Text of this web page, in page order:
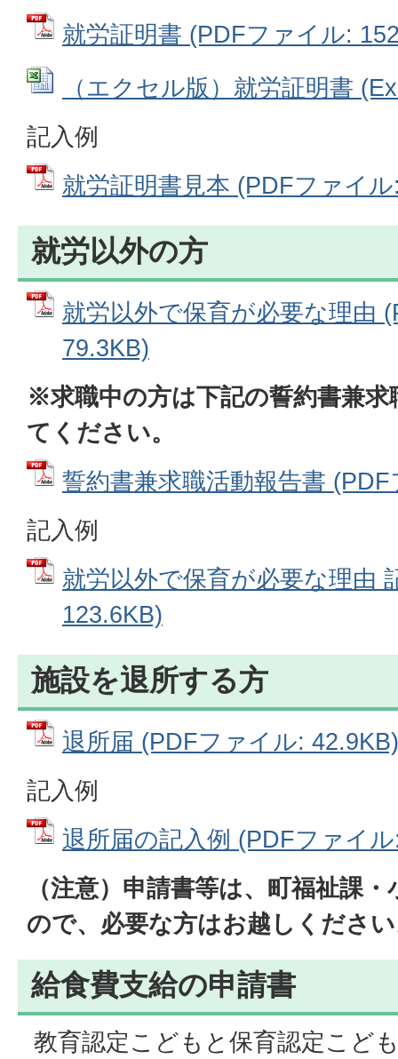
就労証明書 (PDFファイル:
（エクセル版）就労証明書
記入例
就労証明書見本 (PDFファイ
就労以外の方
就労以外で保育が必要な理由
79.3KB)
※求職中の方は下記の誓約書兼求
てください。
誓約書兼求職活動報告書
記入例
就労以外で保育が必要な理由
123.6KB)
施設を退所する方
退所届 (PDFファイル: 42.9KB)
記入例
退所届の記入例 (PDFファイ
（注意）申請書等は、町福祉課
ので、必要な方はお越しくださ
給食費支給の申請書
教育認定こどもと保育認定こど